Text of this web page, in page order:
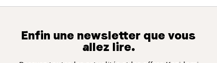
Enfin une newsletter que vous
allez lire.